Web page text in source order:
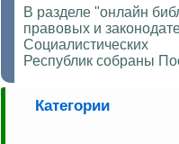
В разделе "онлайн
правовых и
Социалистических
Республик собраны
Категории